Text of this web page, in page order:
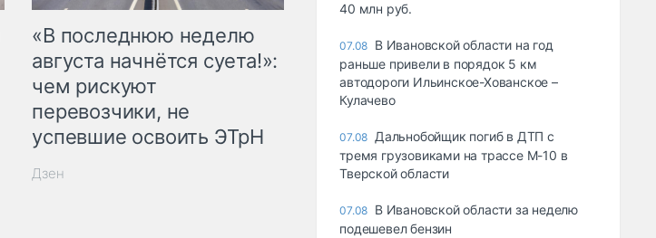
«В последнюю неделю
августа начнётся суета!»:
чем рискуют
перевозчики, не
успевшие освоить ЭТрН
Дзен
40 млн руб.
07.08 В Ивановской области на год
раньше привели в порядок 5 км
автодороги Ильинское-Хованское –
Кулачево
07.08 Дальнобойщик погиб в ДТП с
тремя грузовиками на трассе М-10 в
Тверской области
07.08 В Ивановской области за неделю
подешевел бензин